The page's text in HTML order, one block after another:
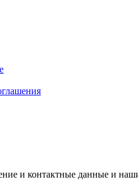
и контактные данные и